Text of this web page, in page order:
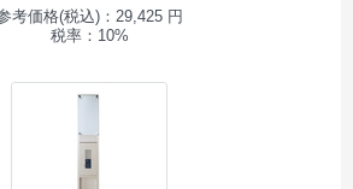
考価格(税込)：29,425 円
税率：10%